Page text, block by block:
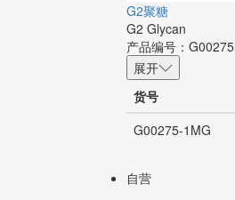
G2聚糖
G2 Glycan
产品编号：G00275
展开
货号
G00275-1MG
自营